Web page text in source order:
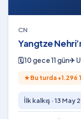
CN
Yangtze
🗓10 gece 11 gün✈
★ Bu turda +1.296
İlk kalkış ·13 May